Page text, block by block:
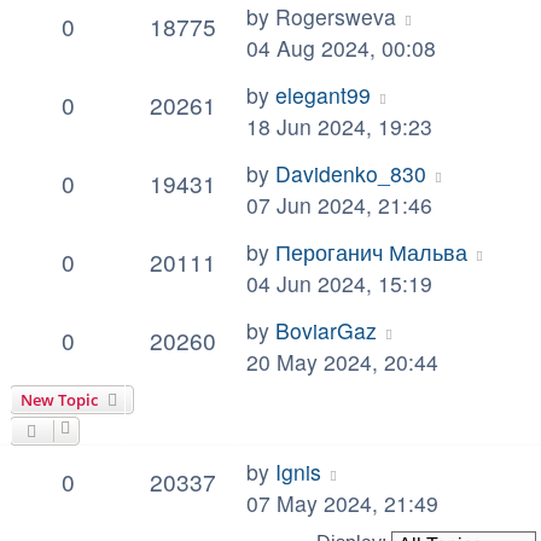
0 18775 by Rogersweva
04 Aug 2024, 00:08
0 20261 by elegant99
18 Jun 2024, 19:23
0 19431 by Davidenko_830
07 Jun 2024, 21:46
0 20111 by Пероганич Мальва
04 Jun 2024, 15:19
0 20260 by BoviarGaz
20 May 2024, 20:44
0 20337 by Ignis
07 May 2024, 21:49
New Topic